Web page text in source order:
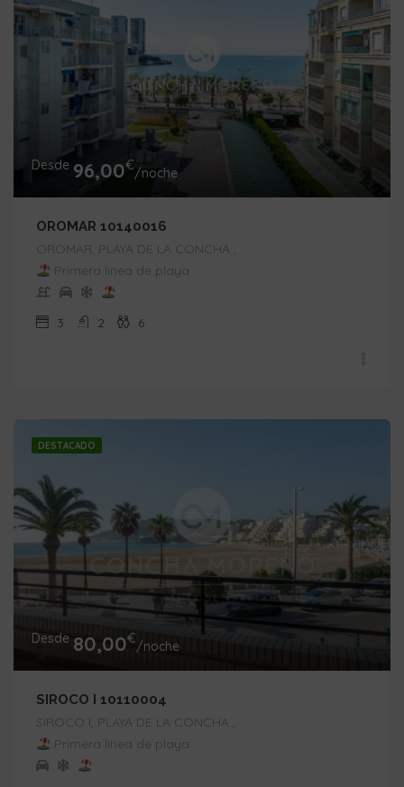
Desde 96,00€/noche
OROMAR 10140016
OROMAR, PLAYA DE LA CONCHA ,
Primera línea de playa
3 2 6
DESTACADO
Desde 80,00€/noche
SIROCO I 10110004
SIROCO I, PLAYA DE LA CONCHA ,
Primera línea de playa